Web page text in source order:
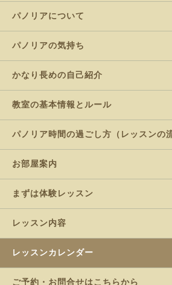
パノリアについて
パノリアの気持ち
かなり長めの自己紹介
教室の基本情報とルール
パノリア時間の過ごし方（レッスンの
お部屋案内
まずは体験レッスン
レッスン内容
レッスンカレンダー
ご予約・お問合せはこちらから